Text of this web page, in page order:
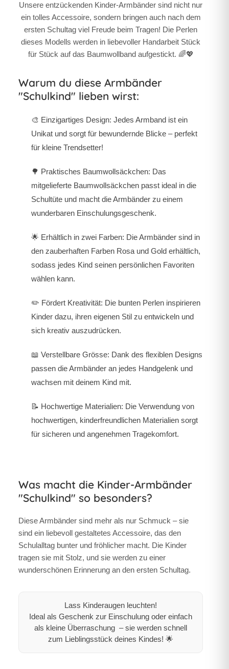
Unsere entzückenden Kinder-Armbänder sind nicht nur
ein tolles Accessoire, sondern bringen auch nach dem
ersten Schultag viel Freude beim Tragen! Die Perlen
dieses Modells werden in liebevoller Handarbeit Stück
für Stück auf das Baumwollband aufgestickt. 🌈💖
Warum du diese Armbänder
"Schulkind" lieben wirst:
🎨 Einzigartiges Design: Jedes Armband ist ein
Unikat und sorgt für bewundernde Blicke – perfekt
für kleine Trendsetter!
🌳 Praktisches Baumwollsäckchen: Das
mitgelieferte Baumwollsäckchen passt ideal in die
Schultüte und macht die Armbänder zu einem
wunderbaren Einschulungsgeschenk.
🌟 Erhältlich in zwei Farben: Die Armbänder sind in
den zauberhaften Farben Rosa und Gold erhältlich,
sodass jedes Kind seinen persönlichen Favoriten
wählen kann.
✏️ Fördert Kreativität: Die bunten Perlen inspirieren
Kinder dazu, ihren eigenen Stil zu entwickeln und
sich kreativ auszudrücken.
📖 Verstellbare Grösse: Dank des flexiblen Designs
passen die Armbänder an jedes Handgelenk und
wachsen mit deinem Kind mit.
📝 Hochwertige Materialien: Die Verwendung von
hochwertigen, kinderfreundlichen Materialien sorgt
für sicheren und angenehmen Tragekomfort.
Was macht die Kinder-Armbänder
"Schulkind" so besonders?
Diese Armbänder sind mehr als nur Schmuck – sie
sind ein liebevoll gestaltetes Accessoire, das den
Schulalltag bunter und fröhlicher macht. Die Kinder
tragen sie mit Stolz, und sie werden zu einer
wunderschönen Erinnerung an den ersten Schultag.
Lass Kinderaugen leuchten!
Ideal als Geschenk zur Einschulung oder einfach
als kleine Überraschung – sie werden schnell
zum Lieblingsstück deines Kindes! 🌟